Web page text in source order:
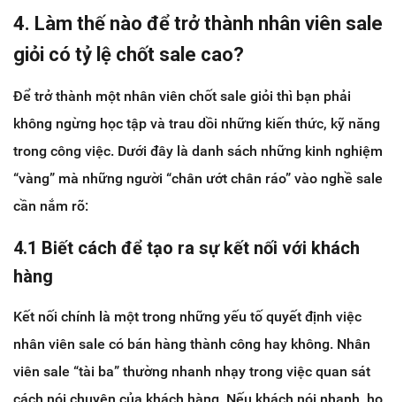
4. Làm thế nào để trở thành nhân viên sale
giỏi có tỷ lệ chốt sale cao?
Để trở thành một nhân viên chốt sale giỏi thì bạn phải
không ngừng học tập và trau dồi những kiến thức, kỹ năng
trong công việc. Dưới đây là danh sách những kinh nghiệm
“vàng” mà những người “chân ướt chân ráo” vào nghề sale
cần nắm rõ:
4.1 Biết cách để tạo ra sự kết nối với khách
hàng
Kết nối chính là một trong những yếu tố quyết định việc
nhân viên sale có bán hàng thành công hay không. Nhân
viên sale “tài ba” thường nhanh nhạy trong việc quan sát
cách nói chuyện của khách hàng. Nếu khách nói nhanh, họ